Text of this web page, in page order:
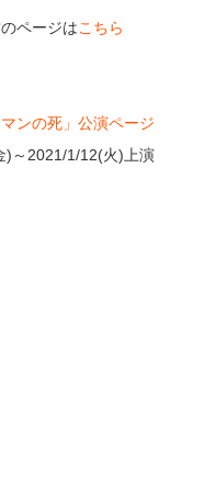
ページはこちら
マンの死」公演ページ
)～2021/1/12(火)上演